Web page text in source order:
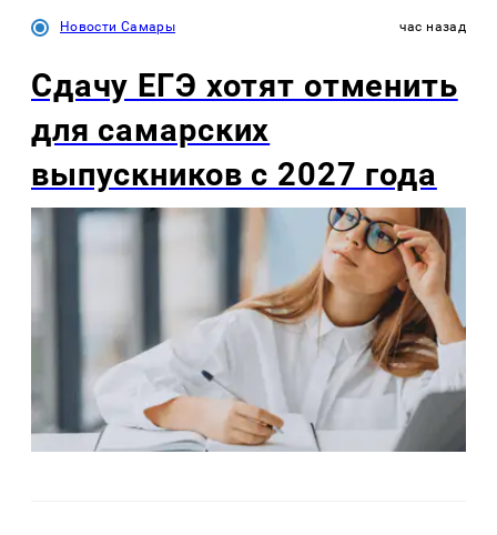
Новости Самары час назад
Сдачу ЕГЭ хотят отменить
для самарских
выпускников с 2027 года